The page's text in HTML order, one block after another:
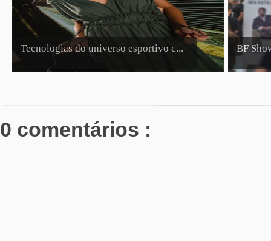
Tecnologias do universo esportivo c... BF
0 comentários :